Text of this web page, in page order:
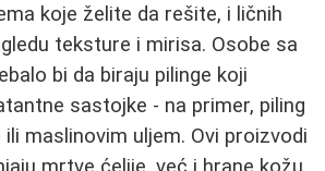
koje želite da rešite, i ličnih
teksture i mirisa. Osobe sa
bi da biraju pilinge koji
sastojke - na primer, piling
maslinovim uljem. Ovi proizvodi